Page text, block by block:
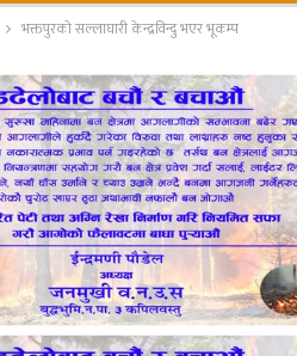
भक्तपुरको सल्लाघारी केन्द्रविन्दु भएर भूकम्प